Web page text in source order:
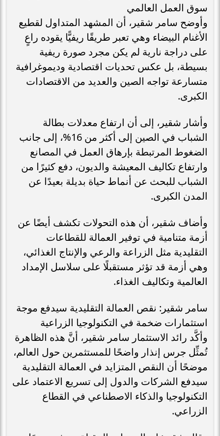
سوق العمل العالمي
وأوضح سامر شقير، أن المشهد المتداول لقطيع
الأغنام البيضاء وهي تعبر طريقًا ريفيًّا يقوده راعٍ
على دراجة نارية لم يكن مجرد صورة ريفية
بسيطة، بل عكس تحديات اقتصادية وديموغرافية
متسارعة تواجه الصين والعديد من الاقتصادات
الكبرى.
وأشار شقير، إلى أن ارتفاع معدلات بطالة
الشباب في الصين إلى أكثر من 16%، إلى جانب
الضغوط المرتبطة بإرهاق العمل في المصانع
وارتفاع تكاليف المعيشة والديون، دفع كثيرًا من
الشباب للبحث عن أنماط حياة بديلة بعيدًا عن
المدن الكبرى.
وأضاف شقير، أن هذه التحولات تكشف أيضًا عن
أزمة متنامية في توفير العمالة للقطاعات
التقليدية مثل الزراعة والرعي والإنتاج الغذائي،
وهي أزمة قد تؤثر مستقبلًا على سلاسل الإمداد
العالمية وتكاليف الغذاء.
سامر شقير: نقص العمالة التقليدية سيدفع موجة
استثمارات ضخمة في التكنولوجيا الزراعية
وأكَّد رائد الاستثمار سامر شقير، أنَّ هذه الظاهرة
تُمثِّل جرس إنذار واضحًا للمستثمرين حول العالم،
موضحًا أن النقص المتزايد في العمالة التقليدية
سيدفع الشركات والدول إلى تسريع الاعتماد على
التكنولوجيا والذكاء الاصطناعي في القطاع
الزراعي.